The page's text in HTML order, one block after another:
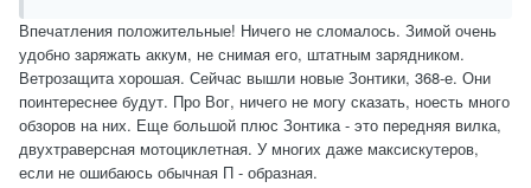
Впечатления положительные! Ничего не сломалось. Зимой очень
удобно заряжать аккум, не снимая его, штатным зарядником.
Ветрозащита хорошая. Сейчас вышли новые Зонтики, 368-е. Они
поинтереснее будут. Про Вог, ничего не могу сказать, ноесть много
обзоров на них. Еще большой плюс Зонтика - это передняя вилка,
двухтраверсная мотоциклетная. У многих даже максискутеров,
если не ошибаюсь обычная П - образная.